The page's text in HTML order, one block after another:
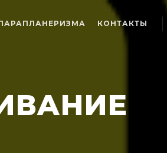
КОНТАКТЫ